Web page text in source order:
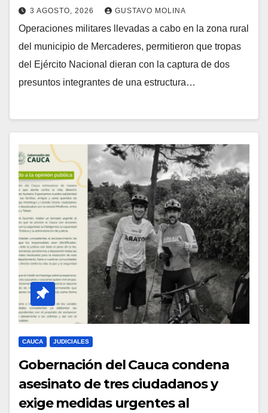
3 AGOSTO, 2026 GUSTAVO MOLINA
Operaciones militares llevadas a cabo en la zona rural
del municipio de Mercaderes, permitieron que tropas
del Ejército Nacional dieran con la captura de dos
presuntos integrantes de una estructura…
CAUCA JUDICIALES
Gobernación del Cauca condena
asesinato de tres ciudadanos y
exige medidas urgentes al